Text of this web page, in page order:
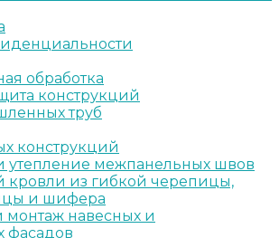
обработка
конструкций
труб
конструкций
утепление межпанельных швов
кровли из гибкой черепицы,
и шифера
монтаж навесных и
фасадов